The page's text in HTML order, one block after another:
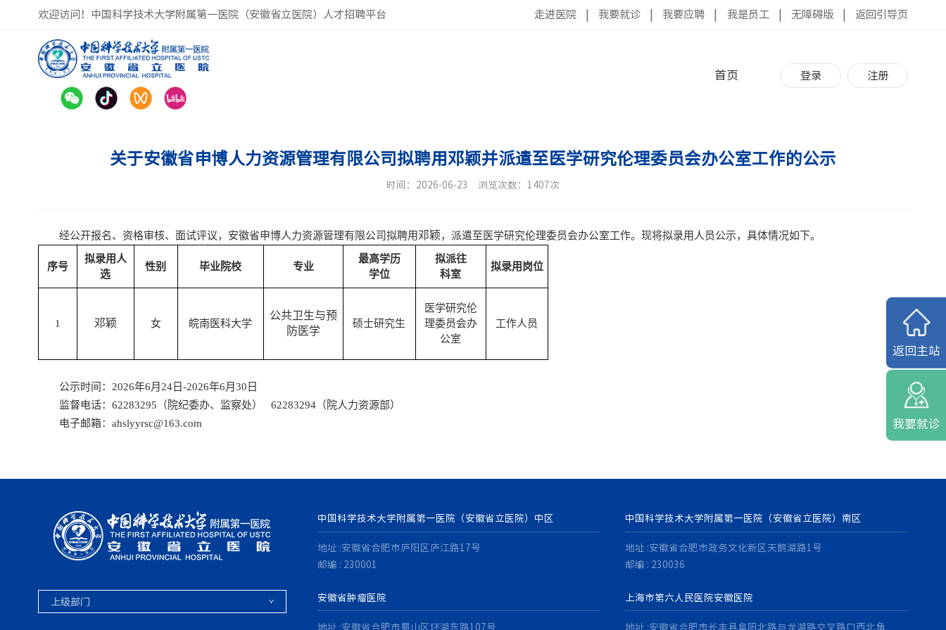
欢迎访问！中国科学技术大学附属第一医院（安徽省立医院）人才招聘平台 走进医院 我要就诊 我要应聘 我是员工 无障碍版 返回引导页
登录 注册
首页
关于安徽省申博人力资源管理有限公司拟聘用邓颖并派遣至医学研究伦理委员会办公室工作的公示
时间：2026-06-23 浏览次数：1407次
经公开报名、资格审核、面试评议，安徽省申博人力资源管理有限公司拟聘用邓颖，派遣至医学研究伦理委员会办公室工作。现将拟录用人员公示，具体情况如下。
序号
拟录用人
选
性别 毕业院校 专业
最高学历
学位
拟派往
科室
拟录用岗位
1 邓颖 女 皖南 医科大学
公共卫生与预
防医学
硕士研究生
医学研究伦
理委员会办
公室
工作人员
公示时间： 2026年6月24日-2026年6月30 日
监督电话： 62283295（院纪委办、监察处）
62283294（院人力资源部）
电子邮箱： ahslyyrsc@163.com
中国科学技术大学附属第一医院（安徽省立医院）中区
地址 :安徽省合肥市庐阳区庐江路17号
邮编 : 230001
中国科学技术大学附属第一医院（安徽省立医院）南区
地址 :安徽省合肥市政务文化新区天鹅湖路1号
邮编 : 230036
安徽省肿瘤医院
地址 :安徽省合肥市蜀山区环湖东路107号
上海市第六人民医院安徽医院
地址 :安徽省合肥市长丰县阜阳北路与龙湖路交叉路口西北角
返回主站
我要就诊